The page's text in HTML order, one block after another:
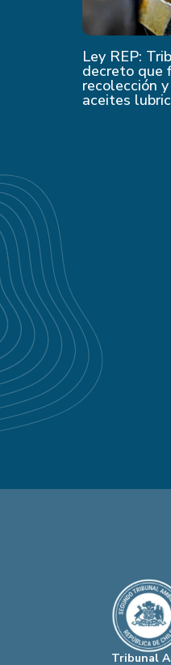
Ley REP:
decreto que
recolección
aceites
Tribunal